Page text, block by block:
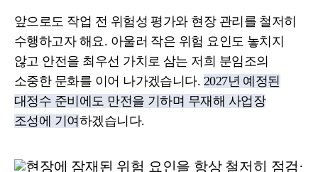
앞으로도 작업 전 위험성 평가와 현장 관리를 철저히
수행하고자 해요. 아울러 작은 위험 요인도 놓치지
않고 안전을 최우선 가치로 삼는 저희 분임조의
소중한 문화를 이어 나가겠습니다. 2027년 예정된
대정수 준비에도 만전을 기하며 무재해 사업장
조성에 기여하겠습니다.